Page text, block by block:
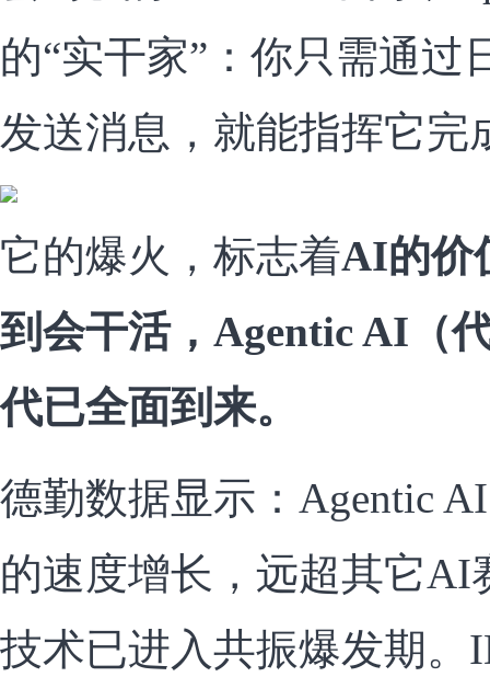
的“实干家”：你只需通过
发送消息，就能指挥它完
它的爆火，标志着AI的价
到会干活，Agentic AI（
代已全面到来。
德勤数据显示：Agentic
的速度增长，远超其它AI
技术已进入共振爆发期。